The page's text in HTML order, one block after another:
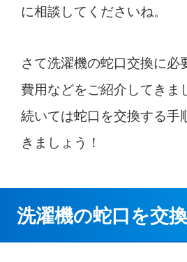
に相談してくださいね。
さて洗濯機の蛇口交換に必
費用などをご紹介してきま
続いては蛇口を交換する手
きましょう！
洗濯機の蛇口を交